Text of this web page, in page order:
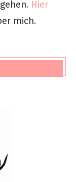
Hier
mich.